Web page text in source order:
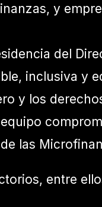
y
del
inclusiva y
y los
las
entre